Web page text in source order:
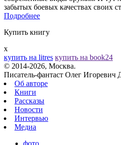
забытых боевых качествах своих
Подробнее
Купить книгу
x
купить на litres купить на book24
© 2014-2026, Москва.
Писатель-фантаст Олег Игоревич
Об авторе
Книги
Рассказы
Новости
Интервью
Медиа
фото